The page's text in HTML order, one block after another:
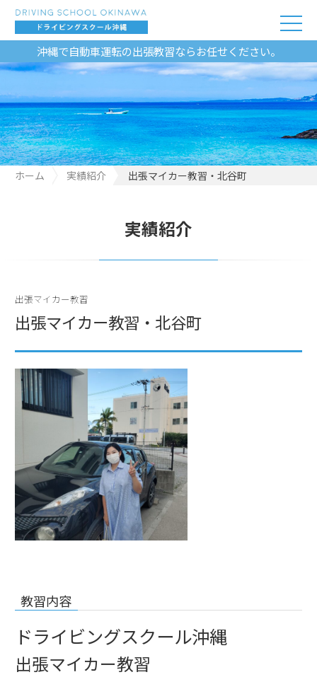
沖縄で自動車運転の出張教習ならお任せください。
ホーム 実績紹介 出張マイカー教習・北谷町
実績紹介
出張マイカー教習
出張マイカー教習・北谷町
教習内容
ドライビングスクール沖縄
出張マイカー教習